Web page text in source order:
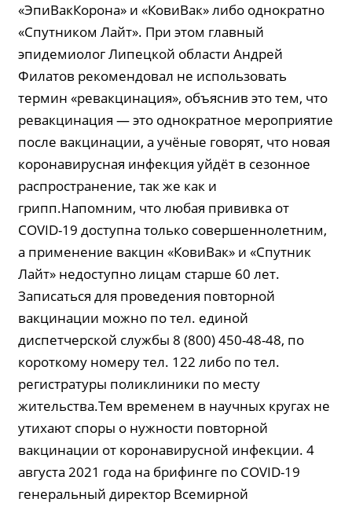
«ЭпиВакКорона» и «КовиВак» либо однократно
«Спутником Лайт». При этом главный
эпидемиолог Липецкой области Андрей
Филатов рекомендовал не использовать
термин «ревакцинация», объяснив это тем, что
ревакцинация — это однократное мероприятие
после вакцинации, а учёные говорят, что новая
коронавирусная инфекция уйдёт в сезонное
распространение, так же как и
грипп.Напомним, что любая прививка от
COVID-19 доступна только совершеннолетним,
а применение вакцин «КовиВак» и «Спутник
Лайт» недоступно лицам старше 60 лет.
Записаться для проведения повторной
вакцинации можно по тел. единой
диспетчерской службы 8 (800) 450-48-48, по
короткому номеру тел. 122 либо по тел.
регистратуры поликлиники по месту
жительства.Тем временем в научных кругах не
утихают споры о нужности повторной
вакцинации от коронавирусной инфекции. 4
августа 2021 года на брифинге по COVID-19
генеральный директор Всемирной